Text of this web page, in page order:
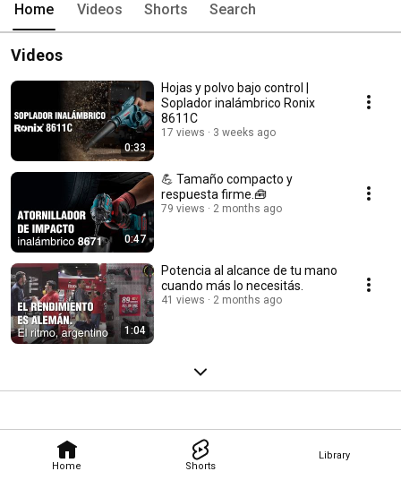
Home Shorts
Library
Home Videos Shorts Search
Videos
0:33
Hojas y polvo bajo control |
Soplador inalámbrico Ronix
8611C
17 views 3 weeks ago
0:47
💪 Tamaño compacto y
respuesta firme.🧰
79 views 2 months ago
1:04
Potencia al alcance de tu mano
cuando más lo necesitás.
41 views 2 months ago